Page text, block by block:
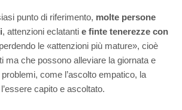
punto di riferimento, molte persone
, attenzioni eclatanti e finte tenerezze con
le «attenzioni più mature», cioè
ma che possono alleviare la giornata e
come l’ascolto empatico, la
capito e ascoltato.